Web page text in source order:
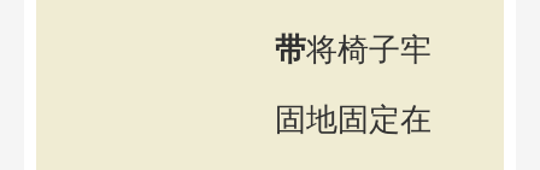
带将椅子牢
固地固定在